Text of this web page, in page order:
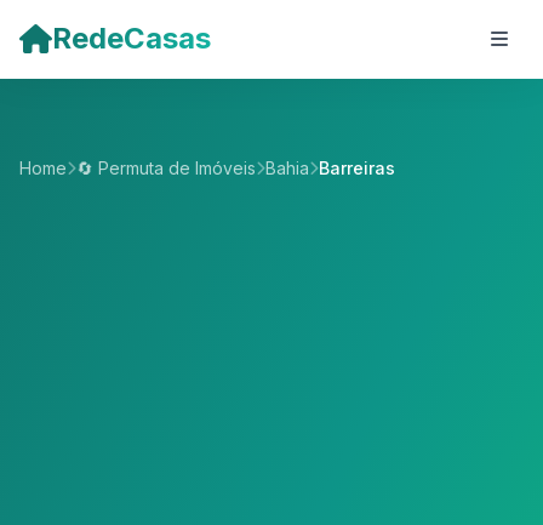
RedeCasas
Home 🔄 Permuta de Imóveis Bahia Barreiras